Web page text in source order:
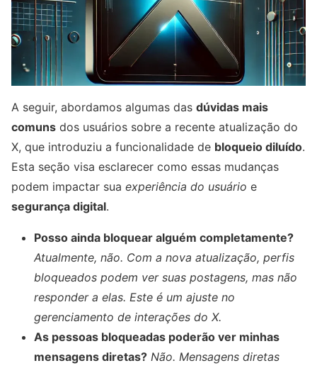
A seguir, abordamos algumas das dúvidas mais
comuns dos usuários sobre a recente atualização do
X, que introduziu a funcionalidade de bloqueio diluído.
Esta seção visa esclarecer como essas mudanças
podem impactar sua experiência do usuário e
segurança digital.
Posso ainda bloquear alguém completamente?
Atualmente, não. Com a nova atualização, perfis
bloqueados podem ver suas postagens, mas não
responder a elas. Este é um ajuste no
gerenciamento de interações do X.
As pessoas bloqueadas poderão ver minhas
mensagens diretas? Não. Mensagens diretas